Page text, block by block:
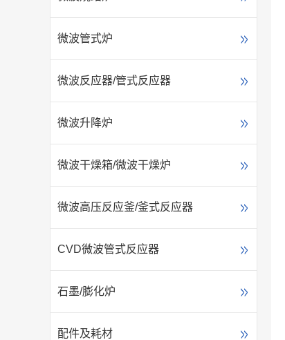
微波管式炉
微波反应器/管式反应器
微波升降炉
微波干燥箱/微波干燥炉
微波高压反应釜/釜式反应器
CVD微波管式反应器
石墨/膨化炉
配件及耗材